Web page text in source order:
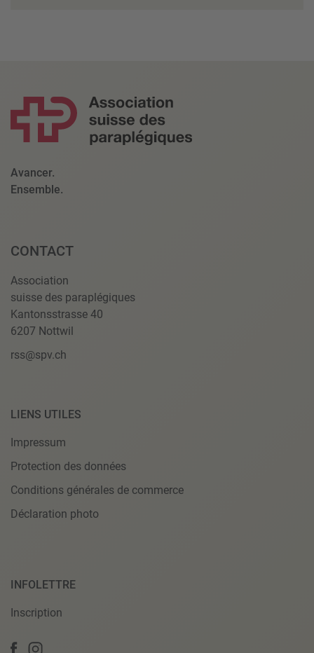
Avancer.
Ensemble.
CONTACT
Association
suisse des paraplégiques
Kantonsstrasse 40
6207 Nottwil
rss@spv.ch
LIENS UTILES
Impressum
Protection des données
Conditions générales de commerce
Déclaration photo
INFOLETTRE
Inscription